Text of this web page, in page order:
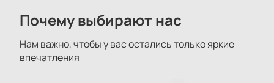
Мюзикл «Жар-птица» от Театра «Карамболь»
сцене ДК Ленсовета. Этот спектакль, удостоенный
звания лауреата фестиваля «Театры Санкт-
Почему выбирают нас
Нам важно, чтобы у вас остались только яркие
впечатления